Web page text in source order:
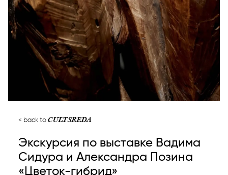
back to CULTSREDA
Экскурсия по выставке Вадима
Сидура и Александра Позина
«Цветок-гибрид»